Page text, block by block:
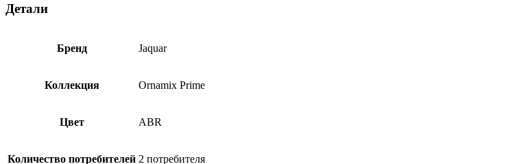
Детали
Бренд Jaquar
Коллекция Ornamix Prime
Цвет ABR
Количество потребителей 2 потребителя